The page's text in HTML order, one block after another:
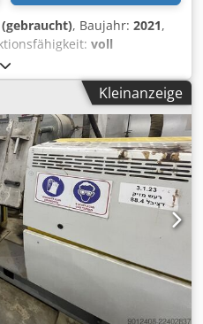
, Baujahr: 2021,
voll
(381,01 PS), Jahr der
850 DK, Volvo Penta TAD16 L
- Bandgurt neuwertig, Rollen
7/7-5 Metall Crodpfx Ajw S
- Gegenrechen neuwertig
- CAT Motor C9.3 -
980 Betriebsstunden
Kleinanzeige